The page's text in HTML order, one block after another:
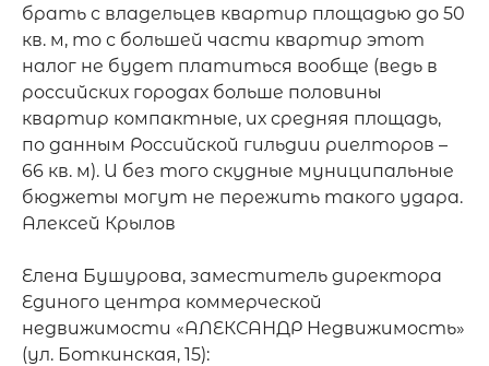
брать с владельцев квартир площадью до 50
кв. м, то с большей части квартир этот
налог не будет платиться вообще (ведь в
российских городах больше половины
квартир компактные, их средняя площадь,
по данным Российской гильдии риелторов –
66 кв. м). И без того скудные муниципальные
бюджеты могут не пережить такого удара.
Алексей Крылов
Елена Бушурова, заместитель директора
Единого центра коммерческой
недвижимости «АЛЕКСАНДР Недвижимость»
(ул. Боткинская, 15):